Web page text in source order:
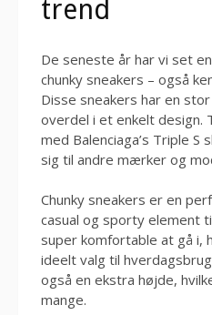
trend
De seneste år har vi set
chunky sneakers – også
Disse sneakers har en
overdel i et enkelt design.
med Balenciaga’s Triple
sig til andre mærker og
Chunky sneakers er en
casual og sporty element
super komfortable at gå i,
ideelt valg til
også en ekstra højde,
mange.